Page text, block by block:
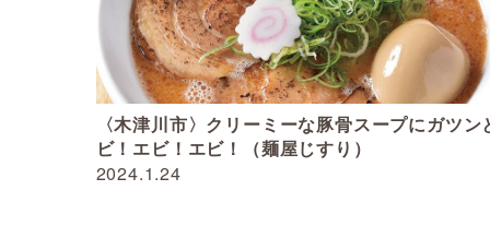
2024.1.24
〈木津川市〉クリーミーな豚骨スープにガツン
ビ！エビ！エビ！（麺屋じすり）